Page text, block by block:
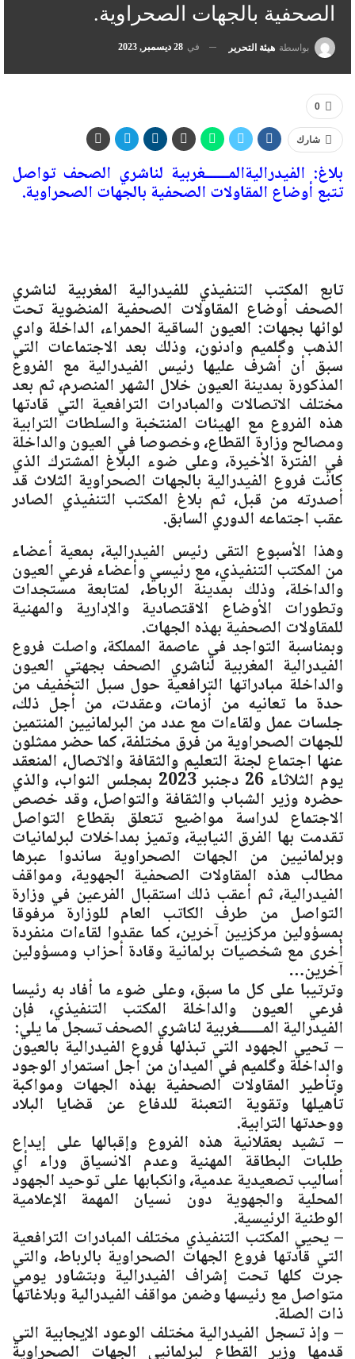
الصحفية بالجهات الصحراوية.
بواسطة هيئة التحرير في 28 ديسمبر, 2023
0
شارك
بلاغ: الفيدراليةالمــــــغربية لناشري الصحف تواصل
تتبع أوضاع المقاولات الصحفية بالجهات الصحراوية.
تابع المكتب التنفيذي للفيدرالية المغربية لناشري
الصحف أوضاع المقاولات الصحفية المنضوية تحت
لوائها بجهات: العيون الساقية الحمراء، الداخلة وادي
الذهب وگلميم وادنون، وذلك بعد الاجتماعات التي
سبق أن أشرف عليها رئيس الفيدرالية مع الفروع
المذكورة بمدينة العيون خلال الشهر المنصرم، ثم بعد
مختلف الاتصالات والمبادرات الترافعية التي قادتها
هذه الفروع مع الهيئات المنتخبة والسلطات الترابية
ومصالح وزارة القطاع، وخصوصا في العيون والداخلة
في الفترة الأخيرة، وعلى ضوء البلاغ المشترك الذي
كانت فروع الفيدرالية بالجهات الصحراوية الثلاث قد
أصدرته من قبل، ثم بلاغ المكتب التنفيذي الصادر
عقب اجتماعه الدوري السابق.
وهذا الأسبوع التقى رئيس الفيدرالية، بمعية أعضاء
من المكتب التنفيذي، مع رئيسي وأعضاء فرعي العيون
والداخلة، وذلك بمدينة الرباط، لمتابعة مستجدات
وتطورات الأوضاع الاقتصادية والإدارية والمهنية
للمقاولات الصحفية بهذه الجهات.
وبمناسبة التواجد في عاصمة المملكة، واصلت فروع
الفيدرالية المغربية لناشري الصحف بجهتي العيون
والداخلة مبادراتها الترافعية حول سبل التخفيف من
حدة ما تعانيه من أزمات، وعقدت، من أجل ذلك،
جلسات عمل ولقاءات مع عدد من البرلمانيين المنتمين
للجهات الصحراوية من فرق مختلفة، كما حضر ممثلون
عنها اجتماع لجنة التعليم والثقافة والاتصال، المنعقد
يوم الثلاثاء 26 دجنبر 2023 بمجلس النواب، والذي
حضره وزير الشباب والثقافة والتواصل، وقد خصص
الاجتماع لدراسة مواضيع تتعلق بقطاع التواصل
تقدمت بها الفرق النيابية، وتميز بمداخلات لبرلمانيات
وبرلمانيين من الجهات الصحراوية ساندوا عبرها
مطالب هذه المقاولات الصحفية الجهوية، ومواقف
الفيدرالية، ثم أعقب ذلك استقبال الفرعين في وزارة
التواصل من طرف الكاتب العام للوزارة مرفوقا
بمسؤولين مركزيين آخرين، كما عقدوا لقاءات منفردة
أخرى مع شخصيات برلمانية وقادة أحزاب ومسؤولين
آخرين…
وترتيبا على كل ما سبق، وعلى ضوء ما أفاد به رئيسا
فرعي العيون والداخلة المكتب التنفيذي، فإن
الفيدرالية المــــــغربية لناشري الصحف تسجل ما يلي:
– تحيي الجهود التي تبذلها فروع الفيدرالية بالعيون
والداخلة وگلميم في الميدان من أجل استمرار الوجود
وتأطير المقاولات الصحفية بهذه الجهات ومواكبة
تأهيلها وتقوية التعبئة للدفاع عن قضايا البلاد
ووحدتها الترابية.
– تشيد بعقلانية هذه الفروع وإقبالها على إيداع
طلبات البطاقة المهنية وعدم الانسياق وراء أي
أساليب تصعيدية عدمية، وانكبابها على توحيد الجهود
المحلية والجهوية دون نسيان المهمة الإعلامية
الوطنية الرئيسية.
– يحيي المكتب التنفيذي مختلف المبادرات الترافعية
التي قادتها فروع الجهات الصحراوية بالرباط، والتي
جرت كلها تحت إشراف الفيدرالية وبتشاور يومي
متواصل مع رئيسها وضمن مواقف الفيدرالية وبلاغاتها
ذات الصلة.
– وإذ تسجل الفيدرالية مختلف الوعود الإيجابية التي
قدمها وزير القطاع لبرلمانيي الجهات الصحراوية